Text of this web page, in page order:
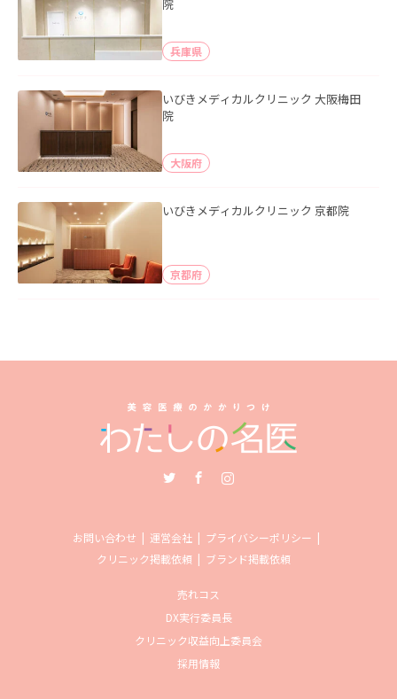
院
兵庫県
いびきメディカルクリニック 大阪梅田
院
大阪府
いびきメディカルクリニック 京都院
京都府
お問い合わせ 運営会社
プライバシーポリシー
クリニック掲載依頼
ブランド掲載依頼
売れコス
DX実行委員長
クリニック収益向上委員会
採用情報